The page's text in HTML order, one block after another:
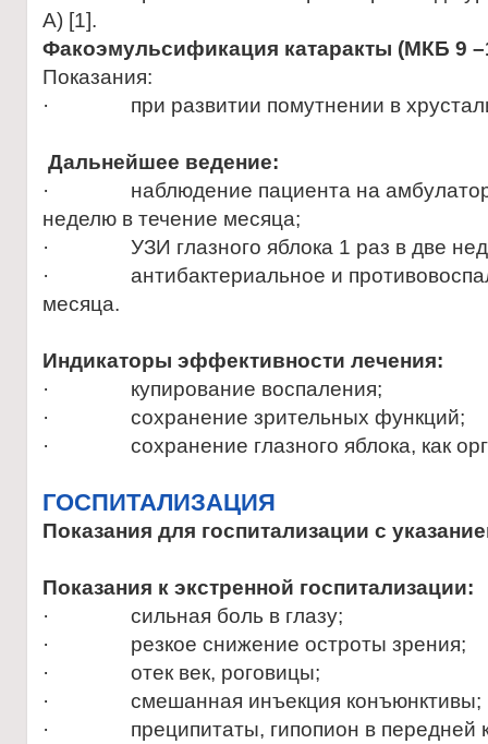
А) [1].
Факоэмульсификация катаракты (МКБ 9
Показания:
· при развитии помутнении в
Дальнейшее ведение:
· наблюдение пациента на
неделю в течение месяца;
· УЗИ глазного яблока 1 раз в две
· антибактериальное и
месяца.
Индикаторы эффективности лечения:
· купирование воспаления;
· сохранение зрительных функций;
· cохранение глазного яблока, как
ГОСПИТАЛИЗАЦИЯ
Показания для госпитализации с
Показания к экстренной госпитализации:
· сильная боль в глазу;
· резкое снижение остроты зрения;
· отек век, роговицы;
· смешанная инъекция конъюнктивы;
· преципитаты, гипопион в передней